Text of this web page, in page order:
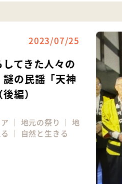
2023/07/25
てきた人々の
の民謡「天神
編）
｜ 地元の祭り ｜地
｜ 自然と生きる